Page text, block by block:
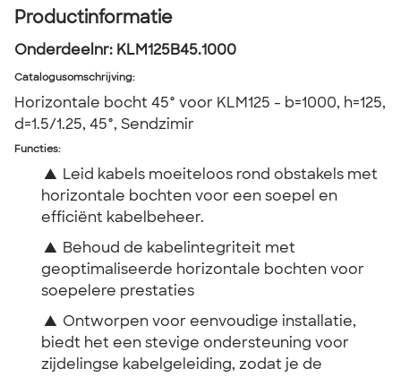
Productinformatie
Onderdeelnr: KLM125B45.1000
Catalogusomschrijving:
Horizontale bocht 45° voor KLM125 - b=1000, h=125,
d=1.5/1.25, 45°, Sendzimir
Functies:
▲ Leid kabels moeiteloos rond obstakels met
horizontale bochten voor een soepel en
efficiënt kabelbeheer.
▲ Behoud de kabelintegriteit met
geoptimaliseerde horizontale bochten voor
soepelere prestaties
▲ Ontworpen voor eenvoudige installatie,
biedt het een stevige ondersteuning voor
zijdelingse kabelgeleiding, zodat je de